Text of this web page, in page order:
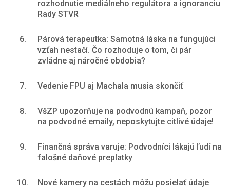
rozhodnutie mediálneho regulátora a ignoranciu
Rady STVR
6.
Párová terapeutka: Samotná láska na fungujúci
vzťah nestačí. Čo rozhoduje o tom, či pár
zvládne aj náročné obdobia?
7. Vedenie FPU aj Machala musia skončiť
8.
VšZP upozorňuje na podvodnú kampaň, pozor
na podvodné emaily, neposkytujte citlivé údaje!
9.
Finančná správa varuje: Podvodníci lákajú ľudí na
falošné daňové preplatky
10.
Nové kamery na cestách môžu posielať údaje